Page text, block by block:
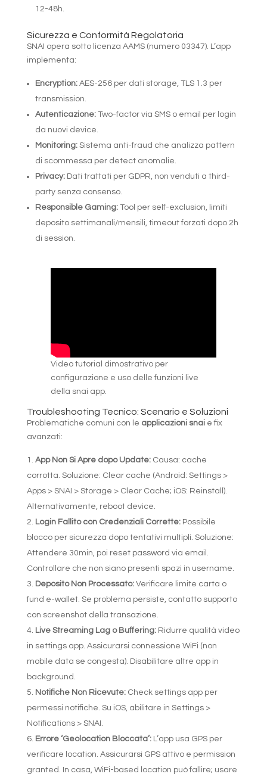
12-48h.
Sicurezza e Conformità Regolatoria
SNAI opera sotto licenza AAMS (numero 03347). L’app
implementa:
Encryption:AES-256 per dati storage, TLS 1.3 per
transmission.
Autenticazione:Two-factor via SMS o email per login
da nuovi device.
Monitoring:Sistema anti-fraud che analizza pattern
di scommessa per detect anomalie.
Privacy:Dati trattati per GDPR, non venduti a third-
party senza consenso.
Responsible Gaming:Tool per self-exclusion, limiti
deposito settimanali/mensili, timeout forzati dopo 2h
di session.
Video tutorial dimostrativo per
configurazione e uso delle funzioni live
della snai app.
Troubleshooting Tecnico: Scenario e Soluzioni
Problematiche comuni con le applicazioni snaie fix
avanzati:
App Non Si Apre dopo Update:Causa: cache
corrotta. Soluzione: Clear cache (Android: Settings >
Apps > SNAI > Storage > Clear Cache; iOS: Reinstall).
Alternativamente, reboot device.
Login Fallito con Credenziali Corrette:Possibile
blocco per sicurezza dopo tentativi multipli. Soluzione:
Attendere 30min, poi reset password via email.
Controllare che non siano presenti spazi in username.
Deposito Non Processato:Verificare limite carta o
fund e-wallet. Se problema persiste, contatto supporto
con screenshot della transazione.
Live Streaming Lag o Buffering:Ridurre qualità video
in settings app. Assicurarsi connessione WiFi (non
mobile data se congesta). Disabilitare altre app in
background.
Notifiche Non Ricevute:Check settings app per
permessi notifiche. Su iOS, abilitare in Settings >
Notifications > SNAI.
Errore ‘Geolocation Bloccata’:L’app usa GPS per
verificare location. Assicurarsi GPS attivo e permission
granted. In casa, WiFi-based location può fallire; usare